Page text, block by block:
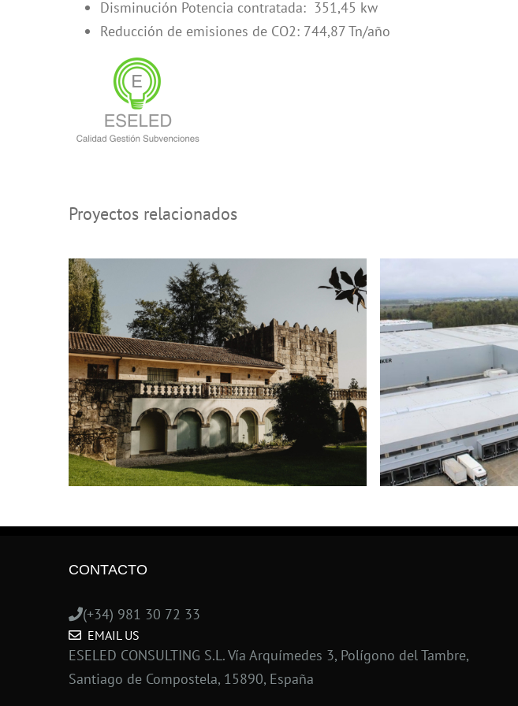
Disminución Potencia contratada: 351,45 kw
Reducción de emisiones de CO2: 744,87 Tn/año
Proyectos relacionados
CONTACTO
(+34) 981 30 72 33
EMAIL US
ESELED CONSULTING S.L. Vía Arquímedes 3, Polígono del Tambre,
Santiago de Compostela, 15890, España